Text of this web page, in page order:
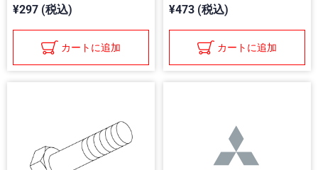
¥297 (税込)
カートに追加
¥473 (税込)
カートに追加